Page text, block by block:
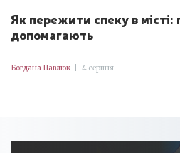
Як пережити спеку в місті:
допомагають
Богдана Павлюк 4 серпня